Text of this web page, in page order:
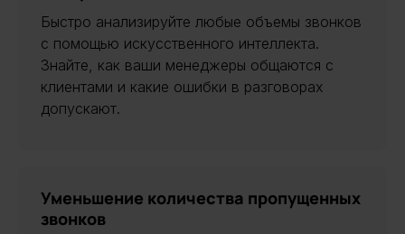
Быстро анализируйте любые объемы звонков
с помощью искусственного интеллекта.
Знайте, как ваши менеджеры общаются с
клиентами и какие ошибки в разговорах
допускают.
Уменьшение количества пропущенных
звонков